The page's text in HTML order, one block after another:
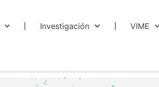
Investigación VIME